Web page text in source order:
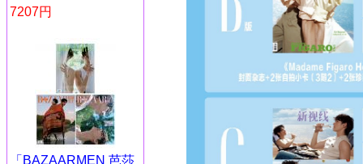
7207円
「BAZAARMEN 芭莎